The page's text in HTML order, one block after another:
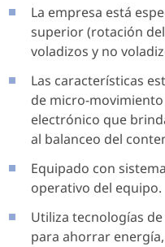
La empresa está
superior (rotación
voladizos y no
Las características
de micro-
electrónico que
al balanceo del
Equipado con
operativo del equipo.
Utiliza tecnologías
para ahorrar